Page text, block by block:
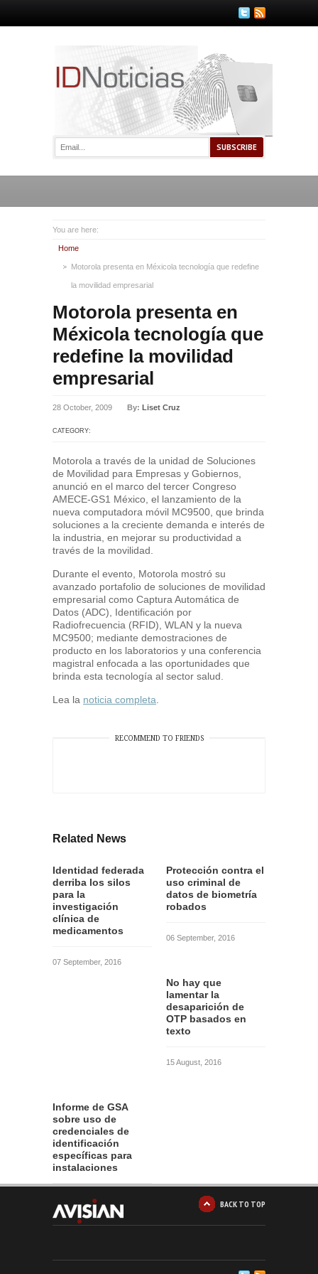
You are here:
Home
Motorola presenta en Méxicola tecnología que redefine
la movilidad empresarial
Motorola presenta en
Méxicola tecnología que
redefine la movilidad
empresarial
28 October, 2009 By: Liset Cruz
CATEGORY:
Motorola a través de la unidad de Soluciones
de Movilidad para Empresas y Gobiernos,
anunció en el marco del tercer Congreso
AMECE-GS1 México, el lanzamiento de la
nueva computadora móvil MC9500, que brinda
soluciones a la creciente demanda e interés de
la industria, en mejorar su productividad a
través de la movilidad.
Durante el evento, Motorola mostró su
avanzado portafolio de soluciones de movilidad
empresarial como Captura Automática de
Datos (ADC), Identificación por
Radiofrecuencia (RFID), WLAN y la nueva
MC9500; mediante demostraciones de
producto en los laboratorios y una conferencia
magistral enfocada a las oportunidades que
brinda esta tecnología al sector salud.
Lea la noticia completa
RECOMMEND TO FRIENDS
Related News
Identidad federada
derriba los silos
para la
investigación
clínica de
medicamentos
07 September, 2016
Protección contra el
uso criminal de
datos de biometría
robados
06 September, 2016
No hay que
lamentar la
desaparición de
OTP basados en
texto
15 August, 2016
Informe de GSA
sobre uso de
credenciales de
identificación
específicas para
instalaciones
12 August, 2016 BACK TO TOP